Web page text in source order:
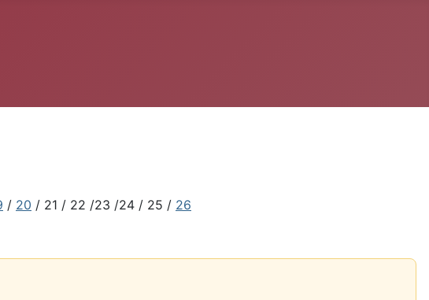
/ 20 / 21 / 22 /23 /24 / 25 / 26